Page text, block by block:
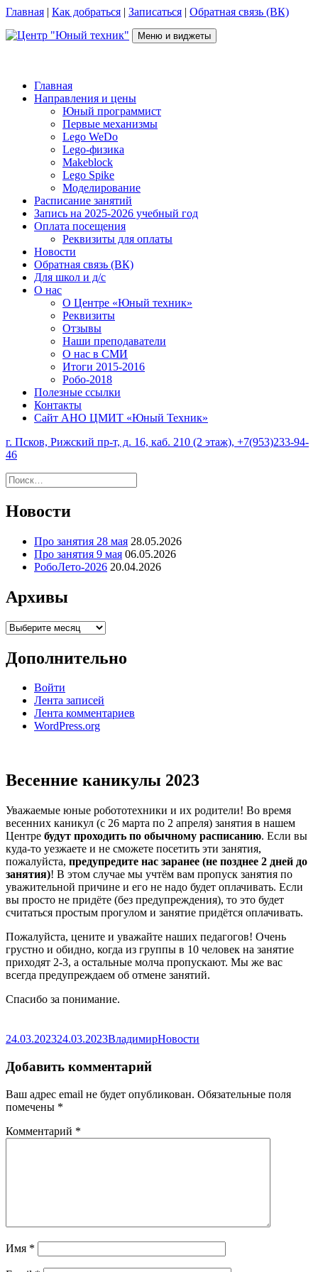
Перейти
содержимому
Главная | Как добраться | Записаться | Обратная связь (ВК)
Меню и виджеты
Главная
Направления и цены
Юный программист
Первые механизмы
Lego WeDo
Lego-физика
Makeblock
Lego Spike
Моделирование
Расписание занятий
Запись на 2025-2026 учебный год
Оплата посещения
Реквизиты для оплаты
Новости
Обратная связь (ВК)
Для школ и д/с
О нас
О Центре «Юный техник»
Реквизиты
Отзывы
Наши преподаватели
О нас в СМИ
Итоги 2015-2016
Робо-2018
Полезные ссылки
Контакты
Сайт АНО ЦМИТ «Юный Техник»
г. Псков, Рижский пр-т, д. 16, каб. 210 (2 этаж), +7(953)233-94-
46
Найти:
Новости
Про занятия 28 мая 28.05.2026
Про занятия 9 мая 06.05.2026
РобоЛето-2026 20.04.2026
Архивы
Архивы
Дополнительно
Войти
Лента записей
Лента комментариев
WordPress.org
Весенние каникулы 2023
Уважаемые юные робототехники и их родители! Во время
весенних каникул (с 26 марта по 2 апреля) занятия в нашем
Центре будут проходить по обычному расписанию. Если вы
куда-то уезжаете и не сможете посетить эти занятия,
пожалуйста, предупредите нас заранее (не позднее 2 дней до
занятия)! В этом случае мы учтём вам пропуск занятия по
уважительной причине и его не надо будет оплачивать. Если
вы просто не придёте (без предупреждения), то это будет
считаться простым прогулом и занятие придётся оплачивать.
Пожалуйста, цените и уважайте наших педагогов! Очень
грустно и обидно, когда из группы в 10 человек на занятие
приходят 2-3, а остальные молча пропускают. Мы же вас
всегда предупреждаем об отмене занятий.
Спасибо за понимание.
Опубликовано
24.03.202324.03.2023Автор
ВладимирРубрики
Новости
Добавить комментарий
Ваш адрес email не будет опубликован. Обязательные поля
помечены *
Комментарий *
Имя *